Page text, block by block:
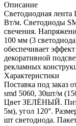
Описание
Светодиодная
Вт/м. Светодиоды
свечения.
100 мм (3
обеспечивает
декоративной
рекламных
Характеристики
Поставка под заказ
smd 5060, 30шт/м
Цвет ЗЕЛЁНЫЙ.
5м), угол 120°.
шт светодиода.